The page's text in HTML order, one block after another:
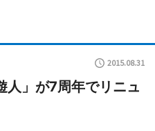
2015.08.31
人」が7周年でリニュ